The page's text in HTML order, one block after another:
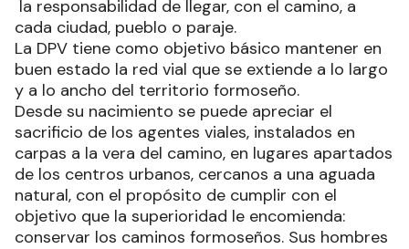
la responsabilidad de llegar, con el camino, a
cada ciudad, pueblo o paraje.
La DPV tiene como objetivo básico mantener en
buen estado la red vial que se extiende a lo largo
y a lo ancho del territorio formoseño.
Desde su nacimiento se puede apreciar el
sacrificio de los agentes viales, instalados en
carpas a la vera del camino, en lugares apartados
de los centros urbanos, cercanos a una aguada
natural, con el propósito de cumplir con el
objetivo que la superioridad le encomienda:
conservar los caminos formoseños. Sus hombres